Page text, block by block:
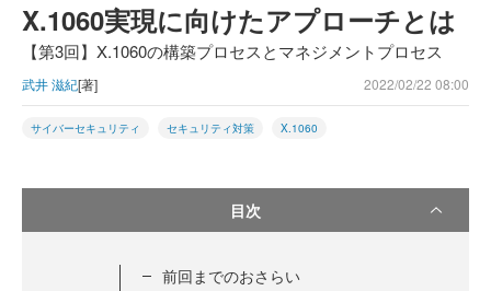
X.1060実現に向けたアプローチとは
【第3回】X.1060の構築プロセスとマネジメントプロセス
武井 滋紀[著] 2022/02/22 08:00
サイバーセキュリティ セキュリティ対策 X.1060
目次
前回までのおさらい